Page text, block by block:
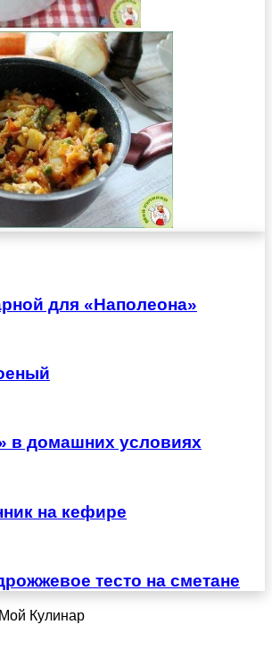
для «Наполеона»
в домашних условиях
на кефире
тесто на сметане
Кулинар